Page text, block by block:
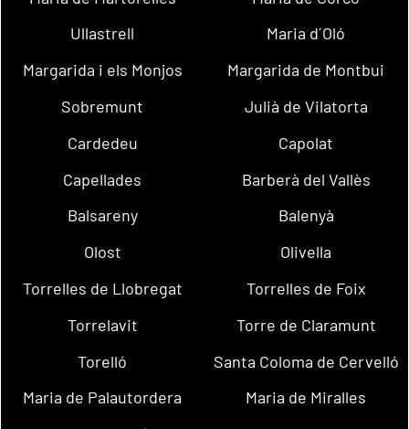
Ullastrell
Maria d´Oló
Margarida i els Monjos
Margarida de Montbui
Sobremunt
Julià de Vilatorta
Cardedeu
Capolat
Capellades
Barberà del Vallès
Balsareny
Balenyà
Olost
Olivella
Torrelles de Llobregat
Torrelles de Foix
Torrelavit
Torre de Claramunt
Torelló
Santa Coloma de Cervelló
Maria de Palautordera
Maria de Miralles